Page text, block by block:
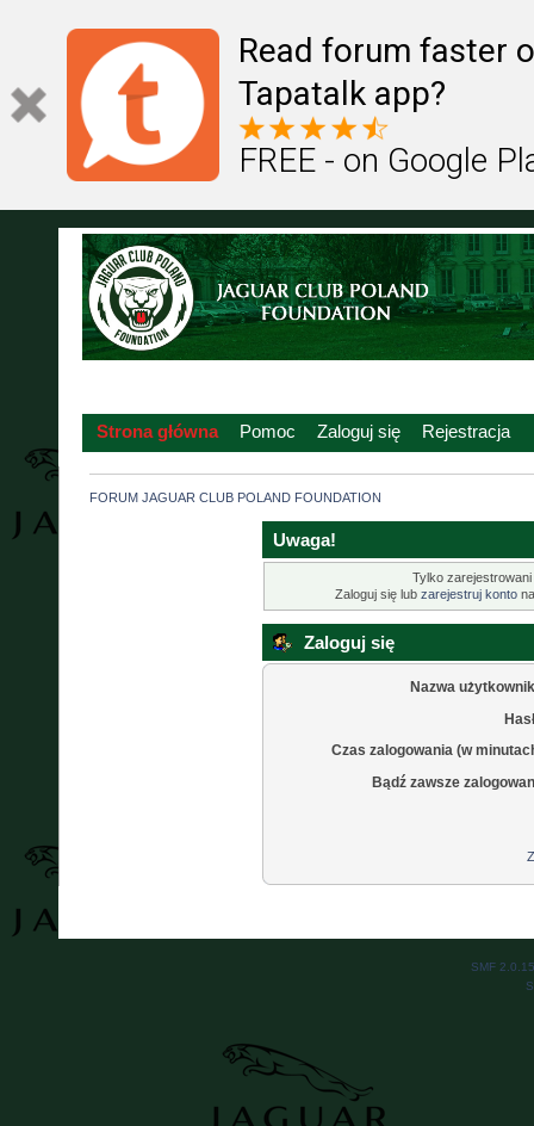
Read forum faster
Tapatalk app?
FREE - on Google
Strona główna Pomoc Zaloguj się Rejestracja
FORUM JAGUAR CLUB POLAND FOUNDATION
Uwaga!
Tylko
Zaloguj się lub zarejestruj kontona
Zaloguj się
Nazwa
Czas zalogowania (w
Bądź zawsze
SMF 2.0.15